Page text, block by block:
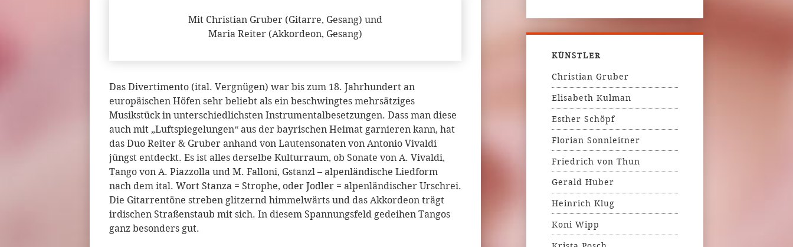
Mit Christian Gruber (Gitarre, Gesang) und
Maria Reiter (Akkordeon, Gesang)
Das Divertimento (ital. Vergnügen) war bis zum 18. Jahrhundert an
europäischen Höfen sehr beliebt als ein beschwingtes mehrsätziges
Musikstück in unterschiedlichsten Instrumentalbesetzungen. Dass man diese
auch mit „Luftspiegelungen“ aus der bayrischen Heimat garnieren kann, hat
das Duo Reiter & Gruber anhand von Lautensonaten von Antonio Vivaldi
jüngst entdeckt. Es ist alles derselbe Kulturraum, ob Sonate von A. Vivaldi,
Tango von A. Piazzolla und M. Falloni, Gstanzl – alpenländische Liedform
nach dem ital. Wort Stanza = Strophe, oder Jodler = alpenländischer Urschrei.
Die Gitarrentöne streben glitzernd himmelwärts und das Akkordeon trägt
irdischen Straßenstaub mit sich. In diesem Spannungsfeld gedeihen Tangos
ganz besonders gut.
KÜNSTLER
Christian Gruber
Elisabeth Kulman
Esther Schöpf
Florian Sonnleitner
Friedrich von Thun
Gerald Huber
Heinrich Klug
Koni Wipp